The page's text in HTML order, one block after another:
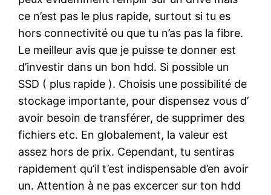
ce n’est pas le plus rapide, surtout si tu es
hors connectivité ou que tu n’as pas la fibre.
Le meilleur avis que je puisse te donner est
d’investir dans un bon hdd. Si possible un
SSD ( plus rapide ). Choisis une possibilité de
stockage importante, pour dispensez vous d’
avoir besoin de transférer, de supprimer des
fichiers etc. En globalement, la valeur est
assez hors de prix. Cependant, tu sentiras
rapidement qu’il t’est indispensable d’en avoir
un. Attention à ne pas excercer sur ton hdd